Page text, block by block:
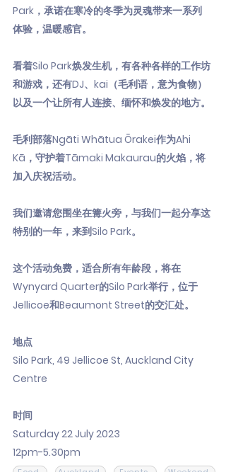
Park，承诺在寒冷的冬季为灵魂带来一系列
体验，温暖感官。
看着Silo Park焕发生机，有各种各样的工作坊
和游戏，还有DJ、kai（毛利语，意为食物）
以及一个让所有人连接、缅怀和焕发的地方。
毛利部落Ngāti Whātua Ōrakei作为Ahi
Kā，守护着Tāmaki Makaurau的火焰，将
加入庆祝活动。
我们邀请您围坐在篝火旁，与我们一起分享这
特别的一年，来到Silo Park。
这个活动免费，适合所有年龄段，将在
Wynyard Quarter的Silo Park举行，位于
Jellicoe和Beaumont Street的交汇处。
地点
Silo Park, 49 Jellicoe St, Auckland City
Centre
时间
Saturday 22 July 2023
12pm-5.30pm